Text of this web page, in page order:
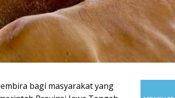
bagi masyarakat yang